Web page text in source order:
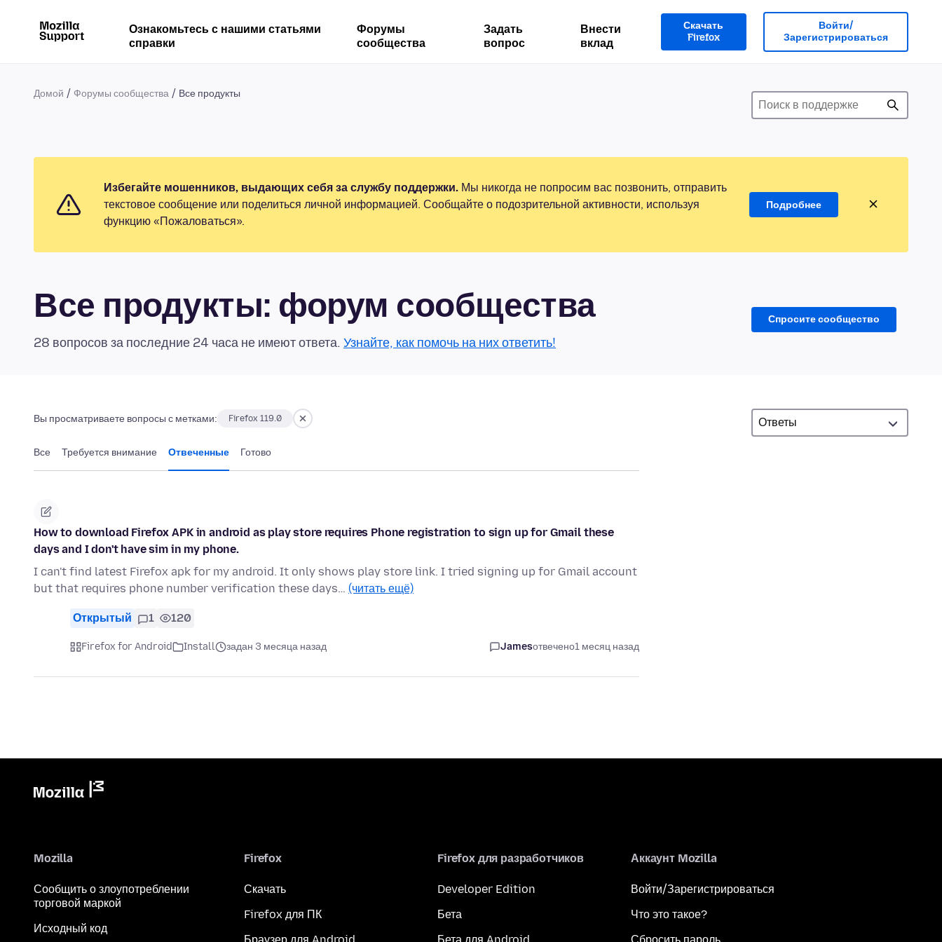
Ознакомьтесь с нашими статьями
справки
Форумы
сообщества
Задать
вопрос
Внести
вклад
Скачать
Firefox
Войти/
Зарегистрироваться
Домой Форумы сообщества Все продукты
Избегайте мошенников, выдающих себя за службу поддержки. Мы никогда не попросим вас позвонить, отправить
текстовое сообщение или поделиться личной информацией. Сообщайте о подозрительной активности, используя
функцию «Пожаловаться».
Подробнее
Все продукты: форум сообщества
28 вопросов за последние 24 часа не имеют ответа. Узнайте, как помочь на них ответить!
Спросите сообщество
Вы просматриваете вопросы с метками: Firefox 119.0
Все Требуется внимание Отвеченные Готово
How to download Firefox APK in android as play store requires Phone registration to sign up for Gmail these
days and I don't have sim in my phone.
I can't find latest Firefox apk for my android. It only shows play store link. I tried signing up for Gmail account
but that requires phone number verification these days… (читать ещё)
Открытый 1 120
Firefox for Android Install задан 3 месяца назад Jamesотвечено1 месяц назад
Mozilla
Сообщить о злоупотреблении
торговой маркой
Исходный код
Firefox
Скачать
Firefox для ПК
Firefox для разработчиков
Developer Edition
Бета
Аккаунт Mozilla
Войти/Зарегистрироваться
Что это такое?